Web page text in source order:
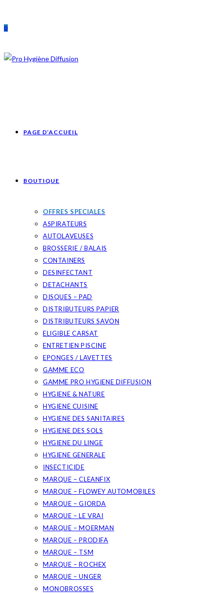
content
0
PAGE D’ACCUEIL
BOUTIQUE
OFFRES SPECIALES
ASPIRATEURS
AUTOLAVEUSES
BROSSERIE / BALAIS
CONTAINERS
DESINFECTANT
DETACHANTS
DISQUES – PAD
DISTRIBUTEURS PAPIER
DISTRIBUTEURS SAVON
ELIGIBLE CARSAT
ENTRETIEN PISCINE
EPONGES / LAVETTES
GAMME ECO
GAMME PRO HYGIENE DIFFUSION
HYGIENE & NATURE
HYGIENE CUISINE
HYGIENE DES SANITAIRES
HYGIENE DES SOLS
HYGIENE DU LINGE
HYGIENE GENERALE
INSECTICIDE
MARQUE – CLEANFIX
MARQUE – FLOWEY AUTOMOBILES
MARQUE – GIORDA
MARQUE – LE VRAI
MARQUE – MOERMAN
MARQUE – PRODIFA
MARQUE – TSM
MARQUE – ROCHEX
MARQUE – UNGER
MONOBROSSES